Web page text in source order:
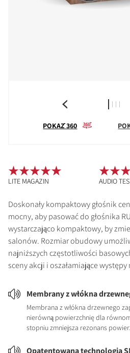
POKAŻ 360
Doskonały kompaktowy głośnik
mocny, aby pasować do głośnika
wystarczająco kompaktowy, by
salonów. Rozmiar obudowy
najniższych częstotliwości
sceny akcji i oszałamiające występy
Membrany z włókna
Membrana z włókna drzewnego
nierówną powierzchnię dla
stopniu zmniejsza rezonans
Opatentowana technologia
LITE MAGAZIN AUDIO